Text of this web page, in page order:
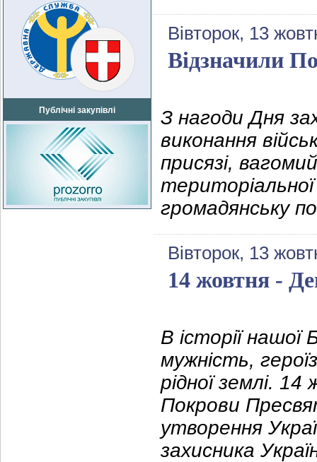
Публічні закупівлі
Вівторок, 13
Відзначили
З нагоди Дня
виконання
присязі,
територіальної
громадянську
Вівторок, 13
14 жовтня -
В історії нашої
мужність,
рідної землі.
Покрови
утворення
захисника